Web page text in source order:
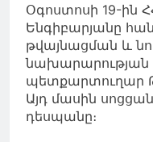
Օգոստոսի 19-ին
Ենգիբարյանը
թվայնացման և
պետքարտուղար
Այդ մասին
դեսպանը։